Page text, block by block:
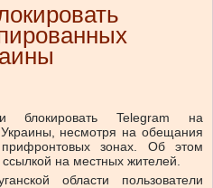
блокировать Telegram на
Украины, несмотря на обещания
зонах. Об этом
на местных жителей.
области пользователи